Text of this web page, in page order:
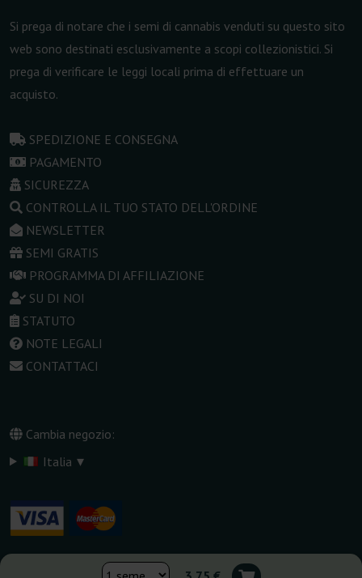
Si prega di notare che i semi di cannabis venduti su questo sito
web sono destinati esclusivamente a scopi collezionistici. Si
prega di verificare le leggi locali prima di effettuare un
acquisto.
SPEDIZIONE E CONSEGNA
PAGAMENTO
SICUREZZA
CONTROLLA IL TUO STATO DELL'ORDINE
NEWSLETTER
SEMI GRATIS
PROGRAMMA DI AFFILIAZIONE
SU DI NOI
STATUTO
NOTE LEGALI
CONTATTACI
Cambia negozio:
Italia ▾